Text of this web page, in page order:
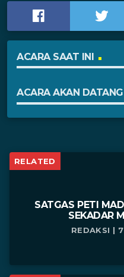
ACARA SAAT INI
ACARA AKAN DATANG
RELATED
SATGAS PETI
SEKADAR
REDAKSI |